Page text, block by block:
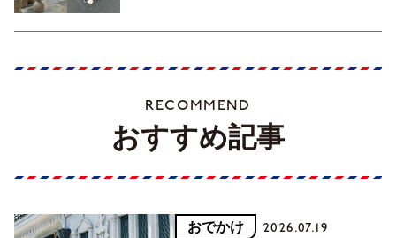
RECOMMEND
おすすめ記事
おでかけ 2026.07.19